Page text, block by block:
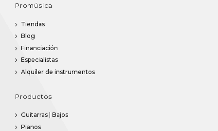
Promúsica
Tiendas
Blog
Financiación
Especialistas
Alquiler de instrumentos
Productos
Guitarras | Bajos
Pianos